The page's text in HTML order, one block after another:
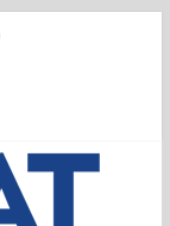
tarihli
gereğince